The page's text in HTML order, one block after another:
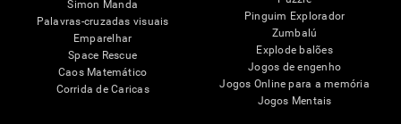
Simon Manda
Palavras-cruzadas visuais
Emparelhar
Space Rescue
Caos Matemático
Corrida de Caricas
Pinguim Explorador
Zumbalú
Explode balões
Jogos de engenho
Jogos Online para a memória
Jogos Mentais